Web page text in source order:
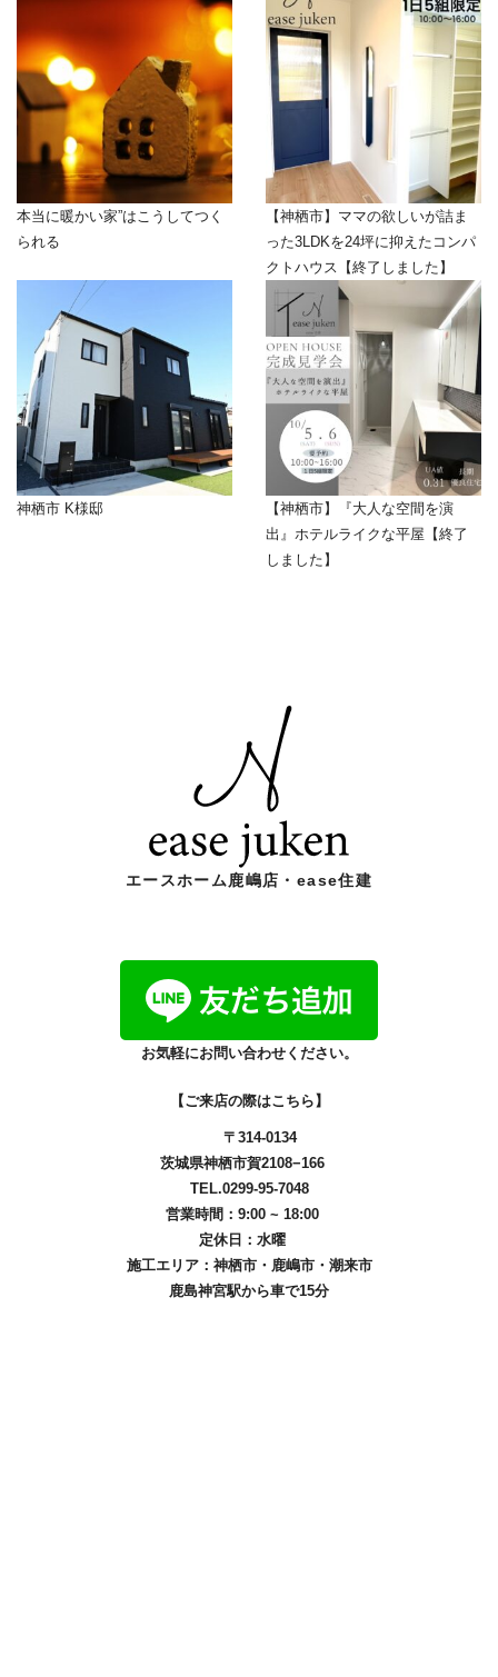
本当に暖かい家”はこうしてつく
られる
【神栖市】ママの欲しいが詰ま
った3LDKを24坪に抑えたコンパ
クトハウス【終了しました】
神栖市 K様邸
【神栖市】『大人な空間を演
出』ホテルライクな平屋【終了
しました】
エースホーム鹿嶋店・ease住建
お気軽にお問い合わせください。
【ご来店の際はこちら】
〒314-0134
茨城県神栖市賀2108−166
TEL.0299-95-7048
営業時間：9:00 ~ 18:00
定休日：水曜
施工エリア： 神栖市・ 鹿嶋市・ 潮来市
鹿島神宮駅から車で15分